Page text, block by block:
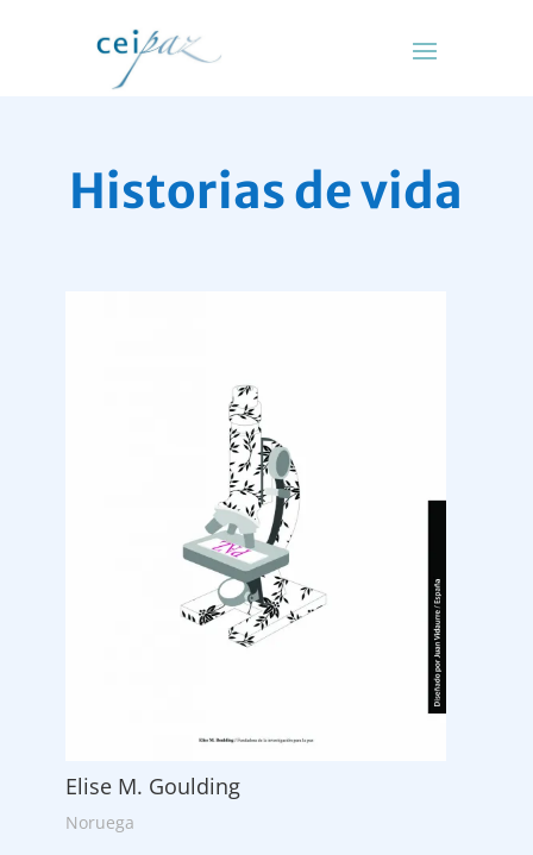
Historias de vida
Elise M. Goulding
Noruega